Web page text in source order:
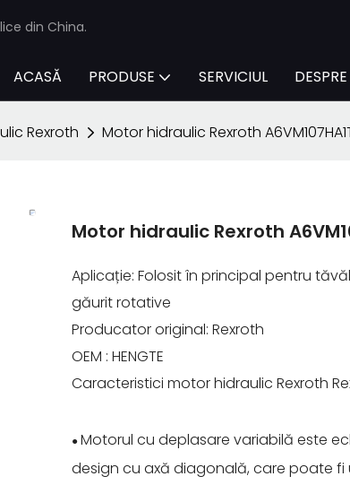
din China.
ACASĂ PRODUSE SERVICIUL
Rexroth Motor hidraulic Rexroth
Motor hidraulic Rexroth
Aplicație: Folosit în principal pentru
găurit rotative
Producator original: Rexroth
OEM : HENGTE
Caracteristici motor hidraulic Rexroth
●Motorul cu deplasare variabilă este
design cu axă diagonală, care poate